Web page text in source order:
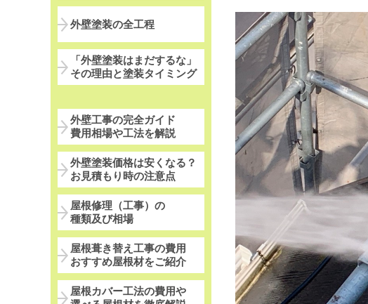
外壁塗装の全工程
「外壁塗装はまだするな」
その理由と塗装タイミング
外壁工事の完全ガイド
費用相場や工法を解説
外壁塗装価格は安くなる？
お見積もり時の注意点
屋根修理（工事）の
種類及び相場
屋根葺き替え工事の費用
おすすめ屋根材をご紹介
屋根カバー工法の費用や